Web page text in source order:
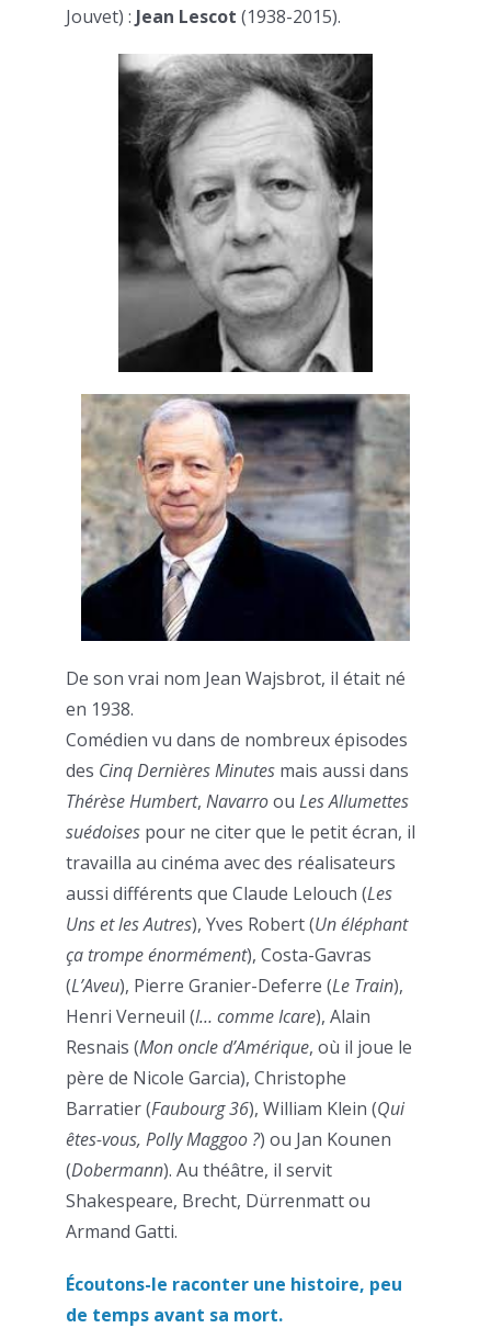
Jouvet) : Jean Lescot (1938-2015).
De son vrai nom Jean Wajsbrot, il était né
en 1938.
Comédien vu dans de nombreux épisodes
des Cinq Dernières Minutes mais aussi dans
Thérèse Humbert, Navarroou Les Allumettes
suédoises pour ne citer que le petit écran, il
travailla au cinéma avec des réalisateurs
aussi différents que Claude Lelouch (Les
Uns et les Autres), Yves Robert (Un éléphant
ça trompe énormément), Costa-Gavras
(L’Aveu), Pierre Granier-Deferre (Le Train),
Henri Verneuil (I… comme Icare), Alain
Resnais (Mon oncle d’Amérique, où il joue le
père de Nicole Garcia), Christophe
Barratier (Faubourg 36), William Klein (Qui
êtes-vous, Polly Maggoo ?) ou Jan Kounen
(Dobermann). Au théâtre, il servit
Shakespeare, Brecht, Dürrenmatt ou
Armand Gatti.
Écoutons-le raconter une histoire, peu
de temps avant sa mort.